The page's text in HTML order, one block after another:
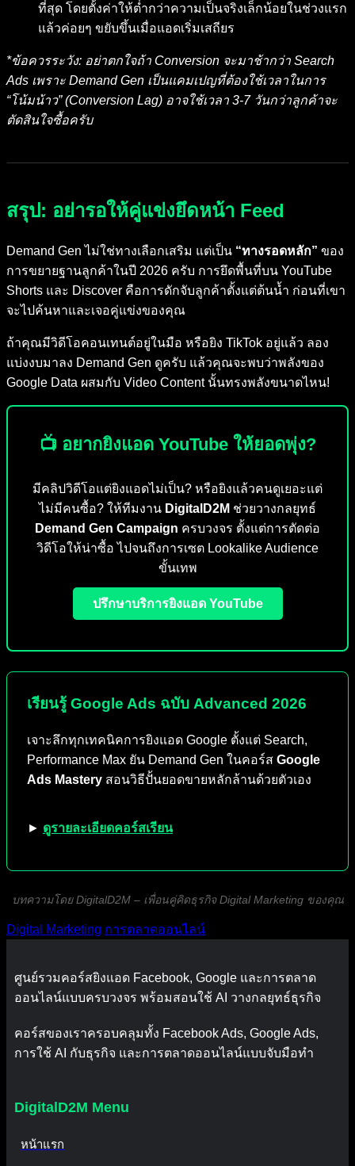
ที่สุด โดยตั้งค่าให้ต่ำกว่าความเป็นจริงเล็กน้อยในช่วงแรก
แล้วค่อยๆ ขยับขึ้นเมื่อแอดเริ่มเสถียร
*ข้อควรระวัง: อย่าตกใจถ้า Conversion จะมาช้ากว่า Search
Ads เพราะ Demand Gen เป็นแคมเปญที่ต้องใช้เวลาในการ
“โน้มน้าว” (Conversion Lag) อาจใช้เวลา 3-7 วันกว่าลูกค้าจะ
ตัดสินใจซื้อครับ
สรุป: อย่ารอให้คู่แข่งยึดหน้า Feed
Demand Gen ไม่ใช่ทางเลือกเสริม แต่เป็น “ทางรอดหลัก” ของ
การขยายฐานลูกค้าในปี 2026 ครับ การยึดพื้นที่บน YouTube
Shorts และ Discover คือการดักจับลูกค้าตั้งแต่ต้นน้ำ ก่อนที่เขา
จะไปค้นหาและเจอคู่แข่งของคุณ
ถ้าคุณมีวิดีโอคอนเทนต์อยู่ในมือ หรือยิง TikTok อยู่แล้ว ลอง
แบ่งงบมาลง Demand Gen ดูครับ แล้วคุณจะพบว่าพลังของ
Google Data ผสมกับ Video Content นั้นทรงพลังขนาดไหน!
📺 อยากยิงแอด YouTube ให้ยอดพุ่ง?
มีคลิปวิดีโอแต่ยิงแอดไม่เป็น? หรือยิงแล้วคนดูเยอะแต่
ไม่มีคนซื้อ? ให้ทีมงาน DigitalD2M ช่วยวางกลยุทธ์
Demand Gen Campaign ครบวงจร ตั้งแต่การตัดต่อ
วิดีโอให้น่าซื้อ ไปจนถึงการเซต Lookalike Audience
ขั้นเทพ
ปรึกษาบริการยิงแอด YouTube
เรียนรู้ Google Ads ฉบับ Advanced 2026
เจาะลึกทุกเทคนิคการยิงแอด Google ตั้งแต่ Search,
Performance Max ยัน Demand Gen ในคอร์ส Google
Ads Mastery สอนวิธีปั้นยอดขายหลักล้านด้วยตัวเอง
► ดูรายละเอียดคอร์สเรียน
บทความโดย DigitalD2M – เพื่อนคู่คิดธุรกิจ Digital Marketing ของคุณ
Digital Marketing การตลาดออนไลน์
ศูนย์รวมคอร์สยิงแอด Facebook, Google และการตลาด
ออนไลน์แบบครบวงจร พร้อมสอนใช้ AI วางกลยุทธ์ธุรกิจ
คอร์สของเราครอบคลุมทั้ง Facebook Ads, Google Ads,
การใช้ AI กับธุรกิจ และการตลาดออนไลน์แบบจับมือทำ
DigitalD2M Menu
หน้าแรก